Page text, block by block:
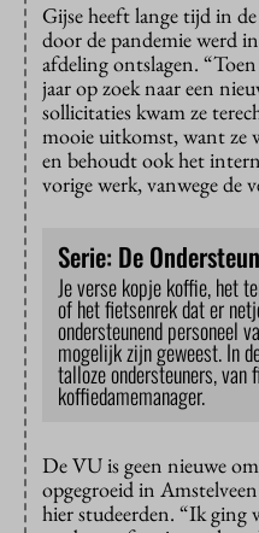
Gijse heeft lange tijd in
door de pandemie werd
afdeling ontslagen.
jaar op zoek naar een
sollicitaties kwam ze
mooie uitkomst, want ze
en behoudt ook het
vorige werk, vanwege de
Serie: De
Je verse kopje koffie, het
of het fietsenrek dat er
ondersteunend personeel
mogelijk zijn geweest. In
talloze ondersteuners, van
koffiedamemanager.
De VU is geen nieuwe
opgegroeid in
hier studeerden. “Ik ging